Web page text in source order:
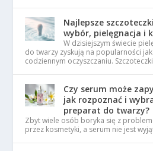
Najlepsze
wybór, pielęgnacja i
W dzisiejszym świecie
do twarzy zyskują na popularności
codziennym oczyszczaniu.
Czy serum może
jak rozpoznać i
preparat do twarzy?
Zbyt wiele osób boryka się z
przez kosmetyki, a serum nie jest